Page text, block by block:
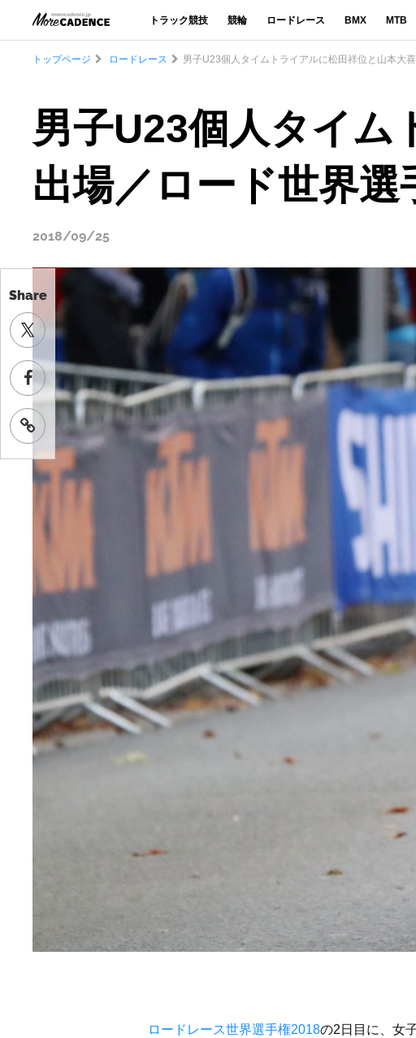
トラック競技 競輪 ロードレース BMX MTB
Share
トップページ ロードレース 男子U23個人タイムトライアルに松田祥位と山本大
男子U23個人タイム
出場／ロード世界選
2018/09/25
ロードレース世界選手権2018の2日目に、女